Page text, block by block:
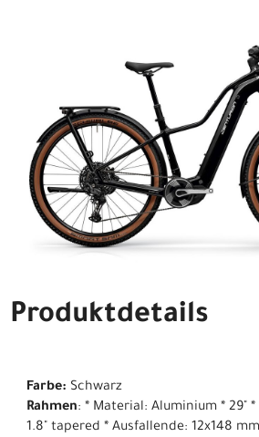
Produktdetails
Farbe: Schwarz
Rahmen: * Material: Aluminium * 29"
1.8" tapered * Ausfallende: 12x148